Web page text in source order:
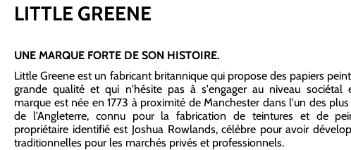
LITTLE GREENE
UNE MARQUE FORTE DE SON HISTOIRE.
Little Greene est un fabricant britannique qui propose des papiers
grande qualité et qui n'hésite pas à s'engager au niveau sociétal
marque est née en 1773 à proximité de Manchester dans l'un des
de l'Angleterre, connu pour la fabrication de teintures et de
propriétaire identifié est Joshua Rowlands, célèbre pour avoir
traditionnelles pour les marchés privés et professionnels.